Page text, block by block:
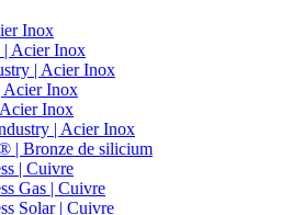
Inox
Acier Inox
| Acier Inox
Acier Inox
Inox
| Acier Inox
| Bronze de silicium
| Cuivre
Gas | Cuivre
Solar | Cuivre